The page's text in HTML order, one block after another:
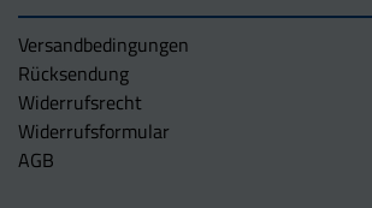
Versandbedingungen
Rücksendung
Widerrufsrecht
Widerrufsformular
AGB